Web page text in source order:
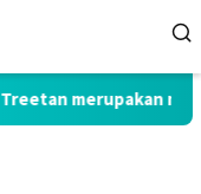
Treetan merupakan